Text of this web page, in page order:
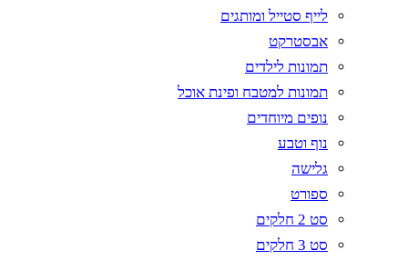
לייף סטייל ומותגים
אבסטרקט
תמונות לילדים
תמונות למטבח ופינת אוכל
נופים מיוחדים
נוף וטבע
גלישה
ספורט